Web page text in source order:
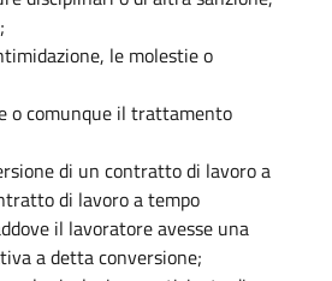
le molestie o
o comunque il trattamento
di un contratto di lavoro a
di lavoro a tempo
il lavoratore avesse una
a detta conversione;